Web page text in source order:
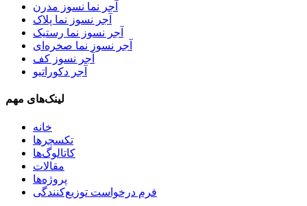
آجر نما نسوز مدرن
آجر نسوز نما پلاک
آجر نسوز نما رستیک
آجر نسوز نما صخره‌ای
آجر نسوز کف
آجر دکوراتیو
لینک‌های مهم
خانه
تکسچرها
کاتالوگ‌ها
مقالات
پروژه‌ها
فرم درخواست توزیع‌کنندگی